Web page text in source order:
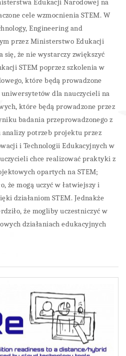
Edukacji Narodowej na
cele wzmocnienia STEM. W
Engineering and
przez Ministerstwo Edukacji
że nie wystarczy zwiększyć
STEM poprzez szkolenia w
które będą prowadzone
dla nauczycieli na
które będą prowadzone przez
badania przeprowadzonego z
analizy potrzeb projektu przez
i Technologii Edukacyjnych w
chce realizować praktyki z
opartych na STEM;
że mogą uczyć w łatwiejszy i
działaniom STEM. Jednakże
że mogliby uczestniczyć w
działaniach edukacyjnych